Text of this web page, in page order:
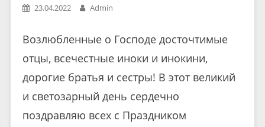
23.04.2022 Admin
Возлюбленные о Господе досточтимые
отцы, всечестные иноки и инокини,
дорогие братья и сестры! В этот великий
и светозарный день сердечно
поздравляю всех с Праздником